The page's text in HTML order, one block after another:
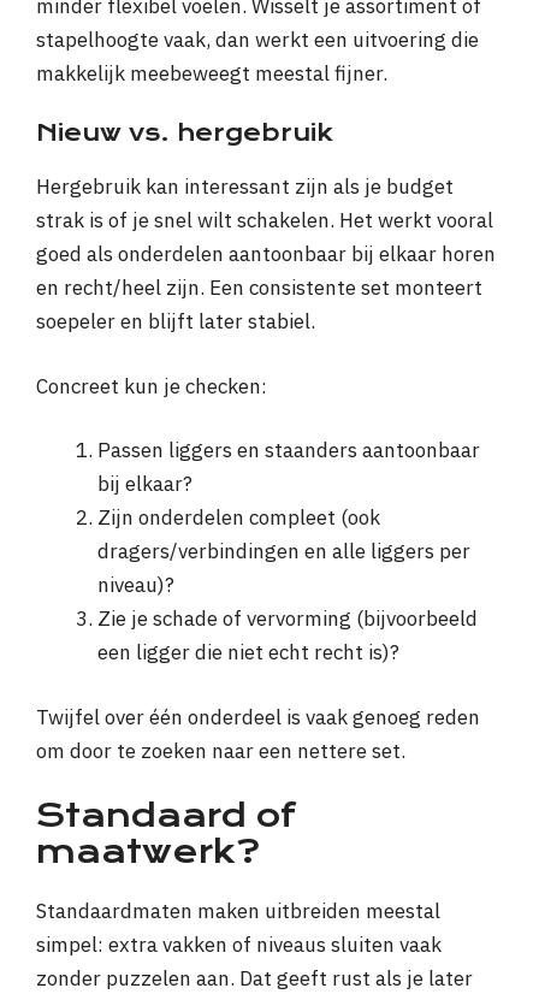
minder flexibel voelen. Wisselt je assortiment of
stapelhoogte vaak, dan werkt een uitvoering die
makkelijk meebeweegt meestal fijner.
Nieuw vs. hergebruik
Hergebruik kan interessant zijn als je budget
strak is of je snel wilt schakelen. Het werkt vooral
goed als onderdelen aantoonbaar bij elkaar horen
en recht/heel zijn. Een consistente set monteert
soepeler en blijft later stabiel.
Concreet kun je checken:
Passen liggers en staanders aantoonbaar
bij elkaar?
Zijn onderdelen compleet (ook
dragers/verbindingen en alle liggers per
niveau)?
Zie je schade of vervorming (bijvoorbeeld
een ligger die niet echt recht is)?
Twijfel over één onderdeel is vaak genoeg reden
om door te zoeken naar een nettere set.
Standaard of
maatwerk?
Standaardmaten maken uitbreiden meestal
simpel: extra vakken of niveaus sluiten vaak
zonder puzzelen aan. Dat geeft rust als je later